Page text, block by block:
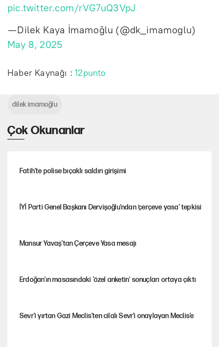
pic.twitter.com/rVG7uQ3VpJ
— Dilek Kaya İmamoğlu (@dk_imamoglu)
May 8, 2025
Haber Kaynağı :12punto
Çok Okunanlar
Fatih’te polise bıçaklı saldırı girişimi
İYİ Parti Genel Başkanı Dervişoğlu'ndan ‘çerçeve yasa’ tepkisi
Mansur Yavaş’tan Çerçeve Yasa mesajı
Erdoğan'ın masasındaki 'özel anketin' sonuçları ortaya çıktı
Sevr’i yırtan Gazi Meclis’ten cilalı Sevr’i onaylayan Meclis’e
dilek imamoğlu